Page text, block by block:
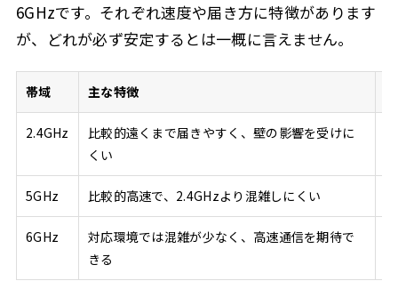
6GHzです。それぞれ速度や届き方に特徴があります
が、どれが必ず安定するとは一概に言えません。
帯域 主な特徴
2.4GHz
比較的遠くまで届きやすく、壁の影響を受けに
くい
5GHz 比較的高速で、2.4GHzより混雑しにくい
6GHz
対応環境では混雑が少なく、高速通信を期待で
きる